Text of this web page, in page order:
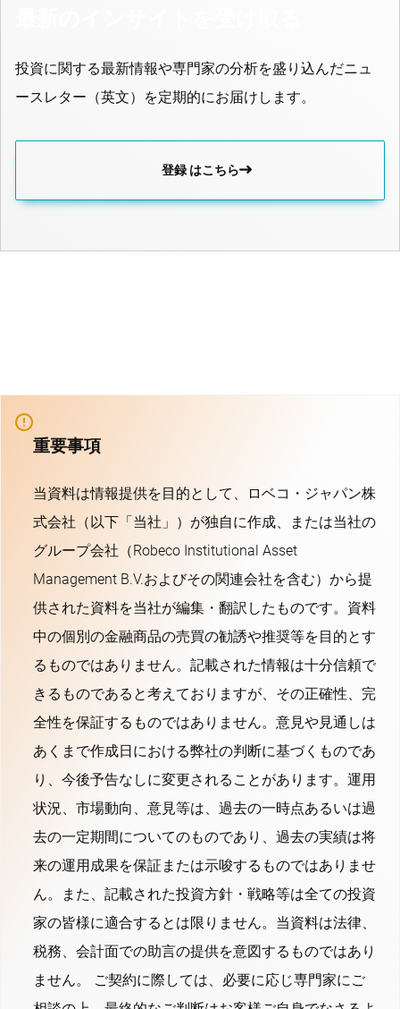
投資に関する最新情報や専門家の分析を盛り込んだニュ
ースレター（英文）を定期的にお届けします。
登録 はこちら
重要事項
当資料は情報提供を目的として、ロベコ・ジャパン株
式会社（以下「当社」）が独自に作成、または当社の
グループ会社（Robeco Institutional Asset
Management B.V.およびその関連会社を含む）から提
供された資料を当社が編集・翻訳したものです。資料
中の個別の金融商品の売買の勧誘や推奨等を目的とす
るものではありません。記載された情報は十分信頼で
きるものであると考えておりますが、その正確性、完
全性を保証するものではありません。意見や見通しは
あくまで作成日における弊社の判断に基づくものであ
り、今後予告なしに変更されることがあります。運用
状況、市場動向、意見等は、過去の一時点あるいは過
去の一定期間についてのものであり、過去の実績は将
来の運用成果を保証または示唆するものではありませ
ん。また、記載された投資方針・戦略等は全ての投資
家の皆様に適合するとは限りません。当資料は法律、
税務、会計面での助言の提供を意図するものではあり
ません。 ご契約に際しては、必要に応じ専門家にご